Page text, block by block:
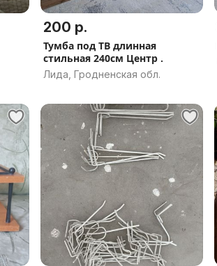
200 р.
Тумба под ТВ длинная
стильная 240см Центр .
Лида, Гродненская обл.